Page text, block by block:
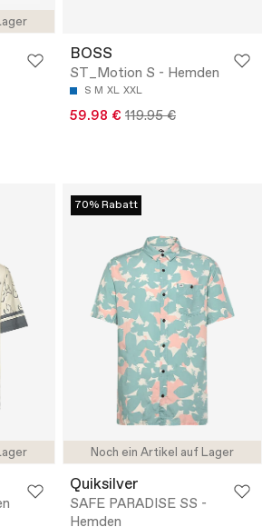
BOSS
ST_Motion S - Hemden
S M XL XXL
59.98 € 119.95 €
Noch ein Artikel auf Lager
70% Rabatt
Quiksilver
SAFE PARADISE SS -
Hemden